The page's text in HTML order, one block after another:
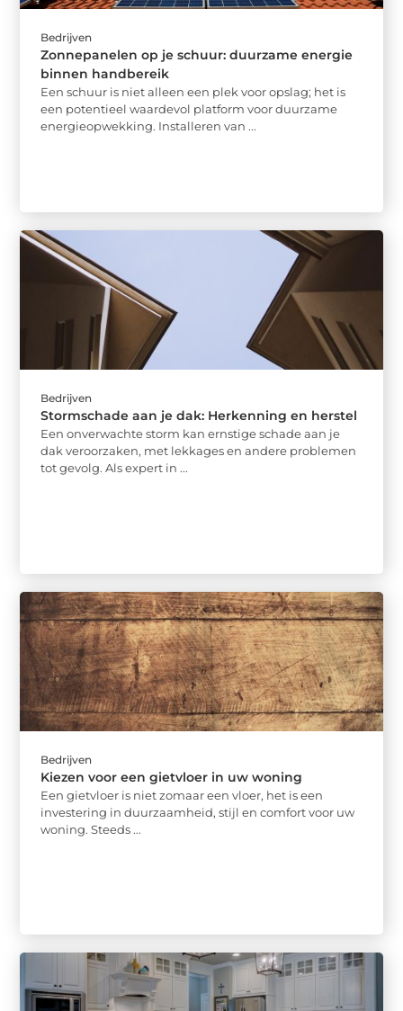
Bedrijven
Zonnepanelen op je schuur: duurzame energie
binnen handbereik
Een schuur is niet alleen een plek voor opslag; het is
een potentieel waardevol platform voor duurzame
energieopwekking. Installeren van ...
Bedrijven
Stormschade aan je dak: Herkenning en herstel
Een onverwachte storm kan ernstige schade aan je
dak veroorzaken, met lekkages en andere problemen
tot gevolg. Als expert in ...
Bedrijven
Kiezen voor een gietvloer in uw woning
Een gietvloer is niet zomaar een vloer, het is een
investering in duurzaamheid, stijl en comfort voor uw
woning. Steeds ...